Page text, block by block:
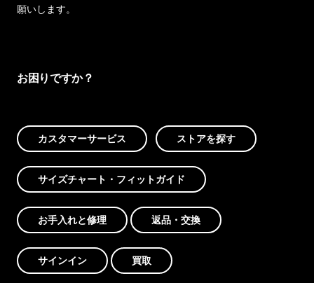
願いします。
お困りですか？
カスタマーサービス ストアを探す
サイズチャート・フィットガイド
お手入れと修理 返品・交換
サインイン 買取